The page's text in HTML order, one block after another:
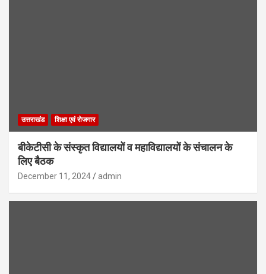
उत्तराखंड शिक्षा एवं रोजगार
बीकेटीसी के संस्कृत विद्यालयों व महाविद्यालयों के संचालन के
लिए बैठक
December 11, 2024 admin